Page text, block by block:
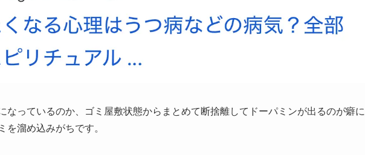
なっているのか、ゴミ屋敷状態からまとめて断捨離してドーパミンが出るのが癖に
溜め込みがちです。